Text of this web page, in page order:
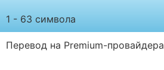
1 - 63 символа
Перевод на Premium-провайдера